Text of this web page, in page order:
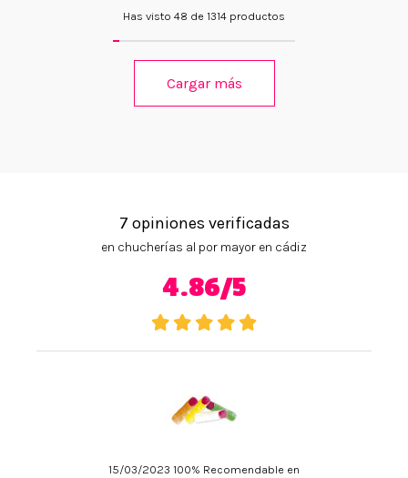
Has visto 48 de 1314 productos
Cargar más
7 opiniones verificadas
en chucherías al por mayor en cádiz
4.86/5
15/03/2023 100% Recomendable en